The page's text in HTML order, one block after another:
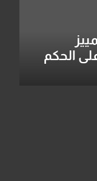
الحكم
كبيان